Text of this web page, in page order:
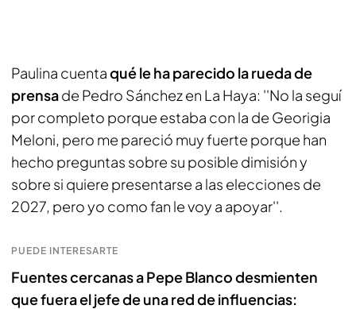
Paulina cuentaqué le ha parecido la rueda de
prensade Pedro Sánchez en La Haya: ''No la seguí
por completo porque estaba con la de Georigia
Meloni, pero me pareció muy fuerte porque han
hecho preguntas sobre su posible dimisión y
sobre si quiere presentarse a las elecciones de
2027, pero yo como fan le voy a apoyar''.
PUEDE INTERESARTE
Fuentes cercanas a Pepe Blanco desmienten
que fuera el jefe de una red de influencias: